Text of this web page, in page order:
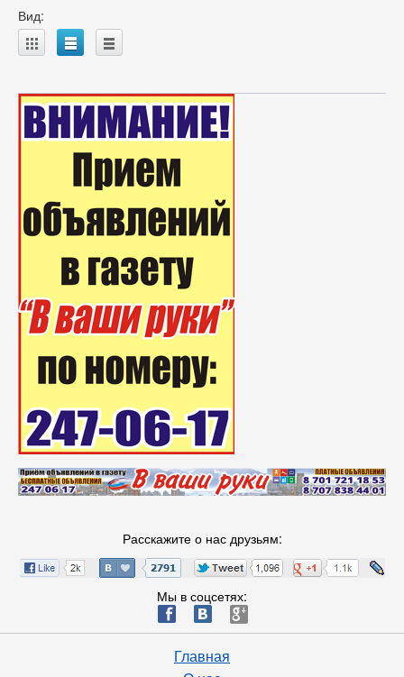
Вид:
A B C
Расскажите о нас друзьям:
Мы в соцсетях:
ä æ è
Главная